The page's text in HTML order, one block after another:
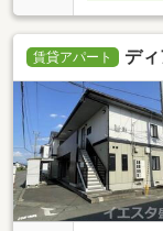
賃貸アパート デ